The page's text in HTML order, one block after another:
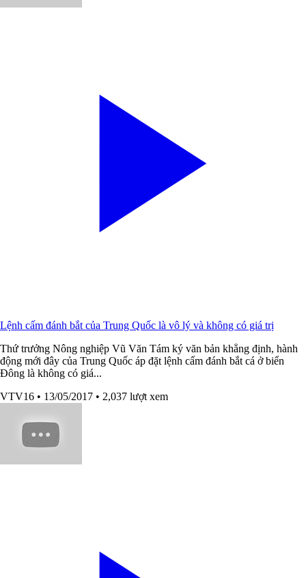
Lệnh cấm đánh bắt của Trung Quốc là vô lý và không có giá trị
Thứ trưởng Nông nghiệp Vũ Văn Tám ký văn bản khẳng định, hành
động mới đây của Trung Quốc áp đặt lệnh cấm đánh bắt cá ở biển
Đông là không có giá...
VTV16 • 13/05/2017 • 2,037 lượt xem